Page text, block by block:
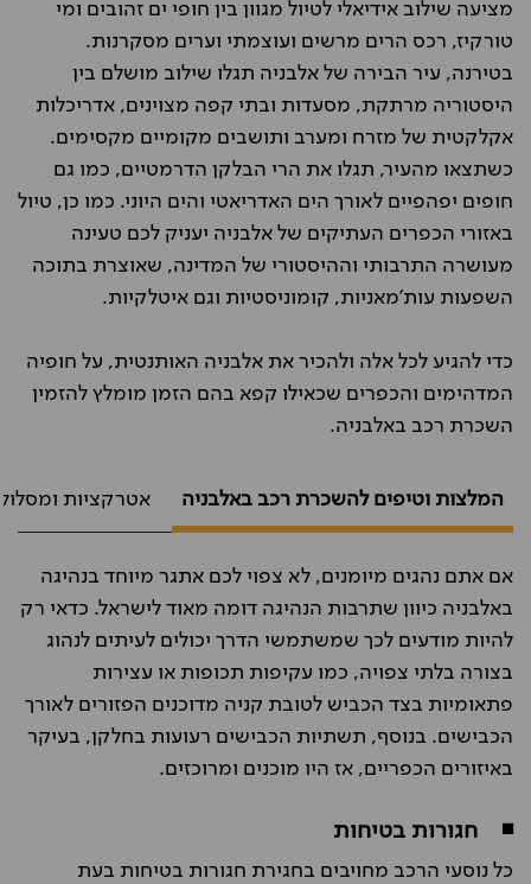
מציעה שילוב אידיאלי לטיול מגוון בין חופי ים זהובים ומי
טורקיז, רכס הרים מרשים ועוצמתי וערים מסקרנות.
בטירנה, עיר הבירה של אלבניה תגלו שילוב מושלם בין
היסטוריה מרתקת, מסעדות ובתי קפה מצוינים, אדריכלות
אקלקטית של מזרח ומערב ותושבים מקומיים מקסימים.
כשתצאו מהעיר, תגלו את הרי הבלקן הדרמטיים, כמו גם
חופים יפהפיים לאורך הים האדריאטי והים היוני. כמו כן, טיול
באזורי הכפרים העתיקים של אלבניה יעניק לכם טעינה
מעושרה התרבותי וההיסטורי של המדינה, שאוצרת בתוכה
השפעות עות'מאניות, קומוניסטיות וגם איטלקיות.
כדי להגיע לכל אלה ולהכיר את אלבניה האותנטית, על חופיה
המדהימים והכפרים שכאילו קפא בהם הזמן מומלץ להזמין
השכרת רכב באלבניה.
המלצות וטיפים להשכרת רכב באלבניה אטרקציות
אם אתם נהגים מיומנים, לא צפוי לכם אתגר מיוחד בנהיגה
באלבניה כיוון שתרבות הנהיגה דומה מאוד לישראל. כדאי רק
להיות מודעים לכך שמשתמשי הדרך יכולים לעיתים לנהוג
בצורה בלתי צפויה, כמו עקיפות תכופות או עצירות
פתאומיות בצד הכביש לטובת קניה מדוכנים הפזורים לאורך
הכבישים. בנוסף, תשתיות הכבישים רעועות בחלקן, בעיקר
באיזורים הכפריים, אז היו מוכנים ומרוכזים.
◾ חגורות בטיחות
כל נוסעי הרכב מחויבים בחגירת חגורות בטיחות בעת